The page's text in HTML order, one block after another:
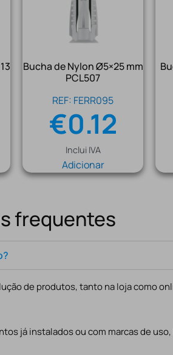
Bucha de Nylon Ø5×25 mm
PCL507
REF: FERR095
€0.12
Inclui IVA
Adicionar
frequentes
de produtos, tanto na loja como
já instalados ou com marcas de